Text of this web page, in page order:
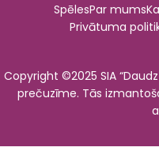
SpēlesPar mums
Privātuma
Copyright ©2025 SIA
prečuzīme. Tās